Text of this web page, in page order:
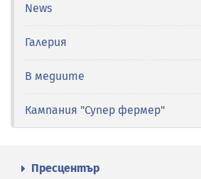
News
Галерия
В медиите
Кампания "Супер фермер"
Пресцентър